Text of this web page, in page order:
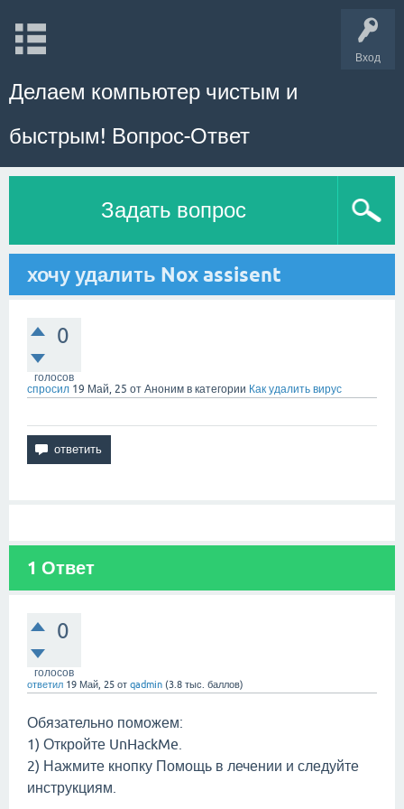
Вход
Делаем компьютер чистым и
быстрым! Вопрос-Ответ
Задать вопрос
хочу удалить Nox assisent
0
голосов
спросил 19 Май, 25 от Аноним в категории Как удалить вирус
1 Ответ
0
голосов
ответил 19 Май, 25 от qadmin (3.8 тыс. баллов)
Обязательно поможем:
1) Откройте UnHackMe.
2) Нажмите кнопку Помощь в лечении и следуйте
инструкциям.